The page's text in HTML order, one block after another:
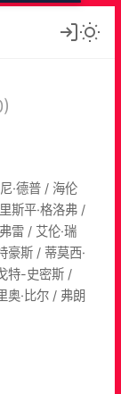
·德普 / 海伦
斯平·格洛弗 /
雷 / 艾伦·瑞
豪斯 / 蒂莫西·
特-史密斯 /
奥·比尔 / 弗朗